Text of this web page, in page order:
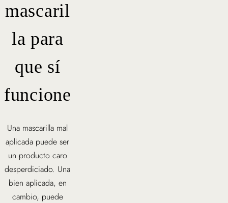
mascaril
la para
que sí
funcione
Una mascarilla mal
aplicada puede ser
un producto caro
desperdiciado. Una
bien aplicada, en
cambio, puede